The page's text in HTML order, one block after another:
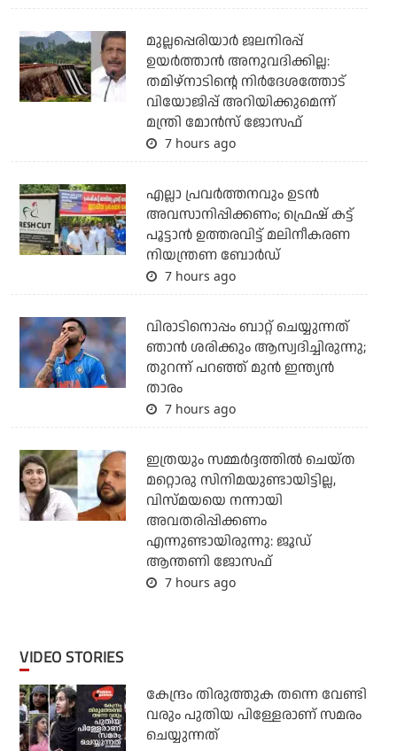
മുല്ലപ്പെരിയാര്‍ ജലനിരപ്പ്
ഉയര്‍ത്താന്‍ അനുവദിക്കില്ല:
തമിഴ്‌നാടിന്റെ നിര്‍ദേശത്തോട്
വിയോജിപ്പ് അറിയിക്കുമെന്ന്
മന്ത്രി മോന്‍സ് ജോസഫ്
7 hours ago
എല്ലാ പ്രവര്‍ത്തനവും ഉടന്‍
അവസാനിപ്പിക്കണം; ഫ്രെഷ് കട്ട്
പൂട്ടാന്‍ ഉത്തരവിട്ട് മലിനീകരണ
നിയന്ത്രണ ബോര്‍ഡ്
7 hours ago
വിരാടിനൊപ്പം ബാറ്റ് ചെയ്യുന്നത്
ഞാന്‍ ശരിക്കും ആസ്വദിച്ചിരുന്നു;
തുറന്ന് പറഞ്ഞ് മുന്‍ ഇന്ത്യന്‍
താരം
7 hours ago
ഇത്രയും സമ്മർദ്ദത്തിൽ ചെയ്ത
മറ്റൊരു സിനിമയുണ്ടായിട്ടില്ല,
വിസ്മയയെ നന്നായി
അവതരിപ്പിക്കണം
എന്നുണ്ടായിരുന്നു: ജൂഡ്
ആന്തണി ജോസഫ്
7 hours ago
VIDEO STORIES
കേന്ദ്രം തിരുത്തുക തന്നെ വേണ്ടി
വരും പുതിയ പിള്ളേരാണ് സമരം
ചെയ്യുന്നത്